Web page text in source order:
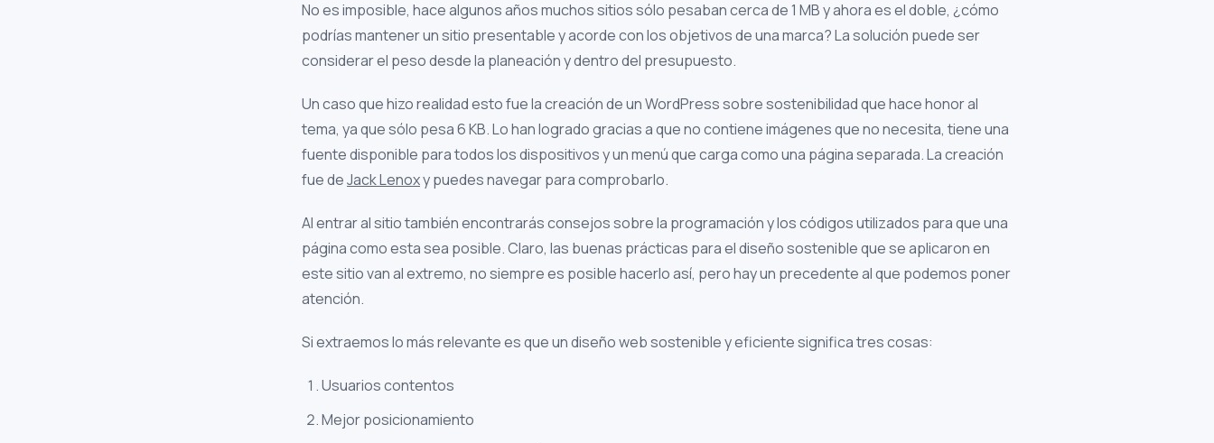
No es imposible, hace algunos años muchos sitios sólo pesaban cerca de 1 MB y ahora es el doble, ¿cómo
podrías mantener un sitio presentable y acorde con los objetivos de una marca? La solución puede ser
considerar el peso desde la planeación y dentro del presupuesto.
Un caso que hizo realidad esto fue la creación de un WordPress sobre sostenibilidad que hace honor al
tema, ya que sólo pesa 6 KB. Lo han logrado gracias a que no contiene imágenes que no necesita, tiene una
fuente disponible para todos los dispositivos y un menú que carga como una página separada. La creación
fue deJack Lenoxy puedes navegar para comprobarlo.
Al entrar al sitio también encontrarás consejos sobre la programación y los códigos utilizados para que una
página como esta sea posible. Claro, las buenas prácticas para el diseño sostenible que se aplicaron en
este sitio van al extremo, no siempre es posible hacerlo así, pero hay un precedente al que podemos poner
atención.
Si extraemos lo más relevante es que un diseño web sostenible y eficiente significa tres cosas:
Usuarios contentos
Mejor posicionamiento